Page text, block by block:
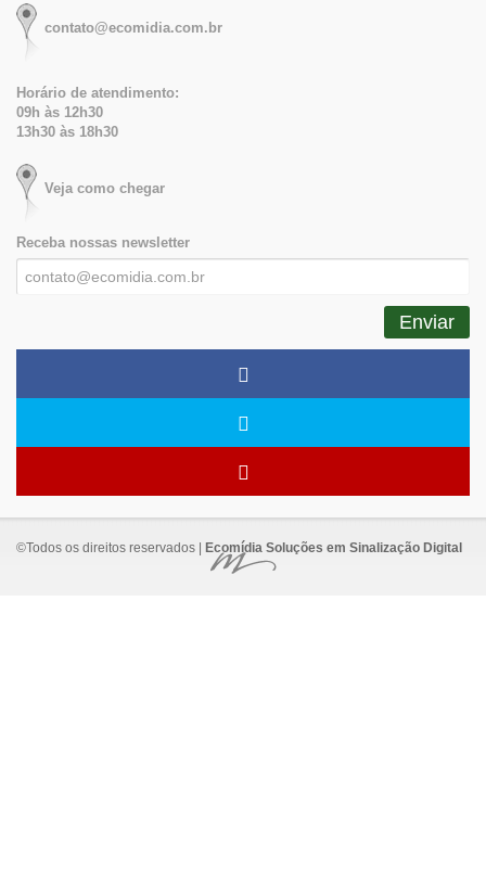
contato@ecomidia.com.br
Horário de atendimento:
09h às 12h30
13h30 às 18h30
Veja como chegar
Receba nossas newsletter
©Todos os direitos reservados | Ecomídia Soluções em Sinalização Digital